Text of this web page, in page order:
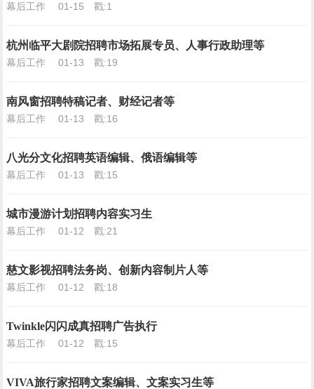
幕后工作 01-15 戳:1
杭州临平大剧院招聘市场拓展专员、人事行政助理等
幕后工作 01-13 戳:19
南风窗招聘特稿记者、财经记者等
幕后工作 01-13 戳:16
八光分文化招聘英语编辑、俄语编辑等
幕后工作 01-13 戳:15
城市漫游计划招聘内容实习生
幕后工作 01-12 戳:21
慈文影视招聘法务岗、创新内容制片人等
幕后工作 01-12 戳:18
Twinkle闪闪成真招聘广告执行
幕后工作 01-12 戳:15
VIVA旅行家招聘文案编辑、文案实习生等